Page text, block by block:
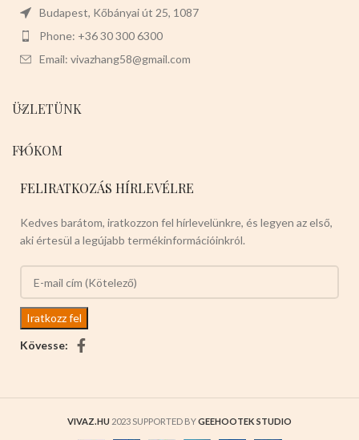
Budapest, Kőbányai út 25, 1087
Phone: +36 30 300 6300
Email: vivazhang58@gmail.com
ÜZLETÜNK
FIÓKOM
FELIRATKOZÁS HÍRLEVÉLRE
Kedves barátom, iratkozzon fel hírlevelünkre, és legyen az első,
aki értesül a legújabb termékinformációinkról.
Kövesse:
VIVAZ.HU 2023 SUPPORTED BYGEEHOOTEK STUDIO